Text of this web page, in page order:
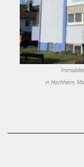
in Hochheim,